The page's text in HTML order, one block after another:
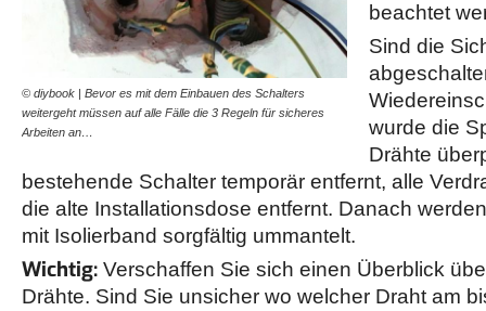
© diybook | Bevor es mit dem Einbauen des Schalters
weitergeht müssen auf alle Fälle die 3 Regeln für sicheres
Arbeiten an…
beachtet
Sind die
wurde die
Drähte
bestehende Schalter temporär entfernt, alle
die alte Installationsdose entfernt. Danach
mit Isolierband sorgfältig ummantelt.
Wichtig: Verschaffen Sie sich einen Überblick
Drähte. Sind Sie unsicher wo welcher Draht am